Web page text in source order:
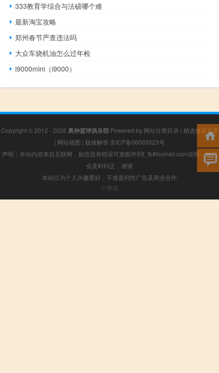
333教育学综合与法硕哪个难
最新淘宝攻略
郑州春节严查违法吗
大众车烧机油怎么过年检
i9000mini（i9000）
Copyright © 2012 - 2026 奥神篮球俱乐部Powered by 网站分类目录 | 精选推荐文章
| 网站地图 | 疑难解答 京ICP备06009323号
声明：本站内容来自互联网，如信息有错误可发邮件到f_fb#foxmail.com说明，我们
会及时纠正，谢谢
本站仅为个人兴趣爱好，不接盈利性广告及商业合作
小男孩